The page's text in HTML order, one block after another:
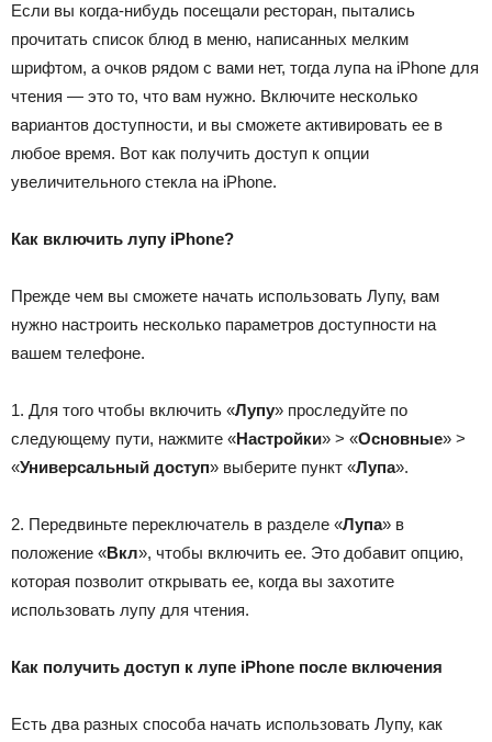
Если вы когда-нибудь посещали ресторан, пытались
прочитать список блюд в меню, написанных мелким
шрифтом, а очков рядом с вами нет, тогда лупа на iPhone для
чтения — это то, что вам нужно. Включите несколько
вариантов доступности, и вы сможете активировать ее в
любое время. Вот как получить доступ к опции
увеличительного стекла на iPhone.
Как включить лупу iPhone?
Прежде чем вы сможете начать использовать Лупу, вам
нужно настроить несколько параметров доступности на
вашем телефоне.
1. Для того чтобы включить «Лупу» проследуйте по
следующему пути, нажмите «Настройки» > «Основные» >
«Универсальный доступ» выберите пункт «Лупа».
2. Передвиньте переключатель в разделе «Лупа» в
положение «Вкл», чтобы включить ее. Это добавит опцию,
которая позволит открывать ее, когда вы захотите
использовать лупу для чтения.
Как получить доступ к лупе iPhone после включения
Есть два разных способа начать использовать Лупу, как